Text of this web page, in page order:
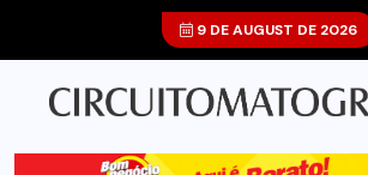
9 DE AUGUST DE 2026